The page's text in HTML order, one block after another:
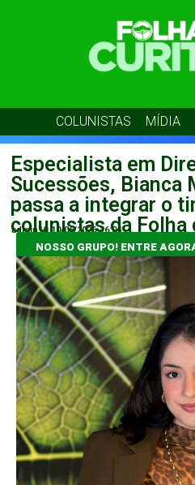
COLUNISTAS MÍDIA
Especialista em
Sucessões, Bianca
passa a integrar o
colunistas da Folha
admin10 10/06/2026 16:04
NOSSO GRUPO! ENTRE